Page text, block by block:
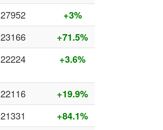
27952
+3%
23166
+71.5%
22224 +3.6%
22116
+19.9%
21331
+84.1%